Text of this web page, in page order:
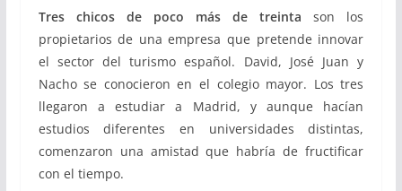
Tres chicos de poco más de treinta son los
propietarios de una empresa que pretende innovar
el sector del turismo español. David, José Juan y
Nacho se conocieron en el colegio mayor. Los tres
llegaron a estudiar a Madrid, y aunque hacían
estudios diferentes en universidades distintas,
comenzaron una amistad que habría de fructificar
con el tiempo.